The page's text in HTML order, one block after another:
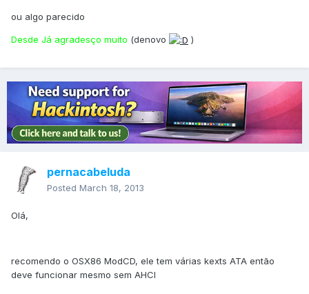
ou algo parecido
Desde Já agradesço muito (denovo )
pernacabeluda
Posted March 18, 2013
Olá,
recomendo o OSX86 ModCD, ele tem várias kexts ATA então
deve funcionar mesmo sem AHCI